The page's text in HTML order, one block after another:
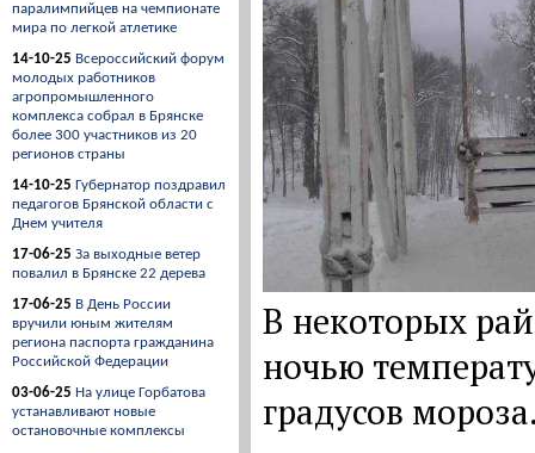
паралимпийцев на чемпионате
мира по легкой атлетике
14-10-25 Всероссийский форум
молодых работников
агропромышленного
комплекса собрал в Брянске
более 300 участников из 20
регионов страны
14-10-25 Губернатор поздравил
педагогов Брянской области с
Днем учителя
17-06-25 За выходные ветер
повалил в Брянске 22 дерева
17-06-25 В День России
вручили юным жителям
региона паспорта гражданина
Российской Федерации
03-06-25 На улице Горбатова
устанавливают новые
остановочные комплексы
В некоторых
ночью
градусов